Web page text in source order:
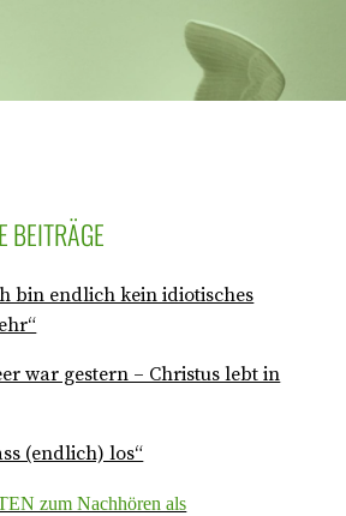
BEITRÄGE
bin endlich kein idiotisches
war gestern – Christus lebt in
(endlich) los“
zum Nachhören als